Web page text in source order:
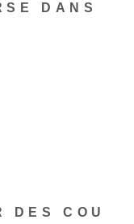
DANS
DES COU